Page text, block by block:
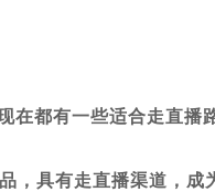
都有一些适合走直播
，具有走直播渠道，成